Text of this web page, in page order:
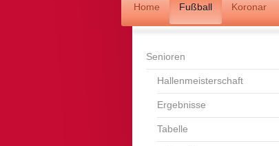
Home Fußball Koronar
Senioren
Hallenmeisterschaft
Ergebnisse
Tabelle